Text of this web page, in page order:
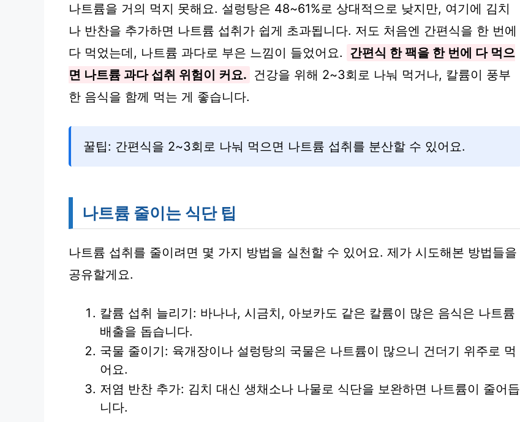
나트륨을 거의 먹지 못해요. 설렁탕은 48~61%로 상대적으로 낮지만, 여기에 김치
나 반찬을 추가하면 나트륨 섭취가 쉽게 초과됩니다. 저도 처음엔 간편식을 한 번에
다 먹었는데, 나트륨 과다로 부은 느낌이 들었어요. 간편식 한 팩을 한 번에 다 먹으
면 나트륨 과다 섭취 위험이 커요. 건강을 위해 2~3회로 나눠 먹거나, 칼륨이 풍부
한 음식을 함께 먹는 게 좋습니다.
꿀팁: 간편식을 2~3회로 나눠 먹으면 나트륨 섭취를 분산할 수 있어요.
나트륨 줄이는 식단 팁
나트륨 섭취를 줄이려면 몇 가지 방법을 실천할 수 있어요. 제가 시도해본 방법들을
공유할게요.
칼륨 섭취 늘리기: 바나나, 시금치, 아보카도 같은 칼륨이 많은 음식은 나트륨
배출을 돕습니다.
국물 줄이기: 육개장이나 설렁탕의 국물은 나트륨이 많으니 건더기 위주로 먹
어요.
저염 반찬 추가: 김치 대신 생채소나 나물로 식단을 보완하면 나트륨이 줄어듭
니다.